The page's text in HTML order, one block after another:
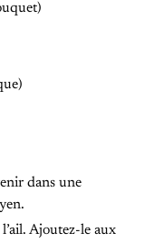
dans une
Ajoutez-le aux